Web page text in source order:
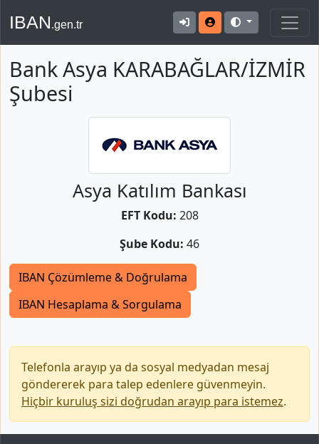
IBAN.gen.tr
Bank Asya KARABAĞLAR/İZMİR
Şubesi
Asya Katılım Bankası
EFT Kodu: 208
Şube Kodu: 46
IBAN Çözümleme & Doğrulama
IBAN Hesaplama & Sorgulama
Telefonla arayıp ya da sosyal medyadan mesaj
göndererek para talep edenlere güvenmeyin.
Hiçbir kuruluş sizi doğrudan arayıp para istemez.